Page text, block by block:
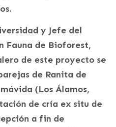
y Jefe del
Fauna de Bioforest,
de este proyecto se
de Ranita de
(Los Álamos,
de cría ex situ de
a fin de